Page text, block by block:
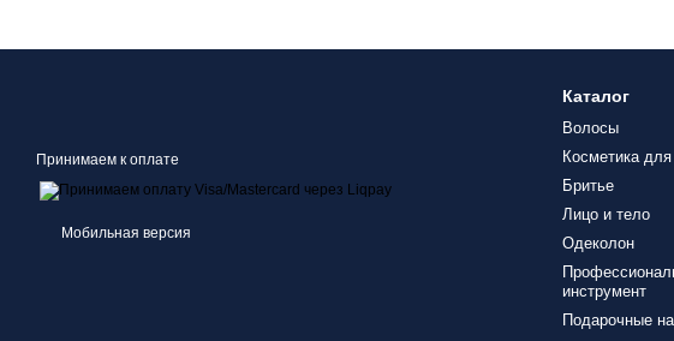
Принимаем к оплате
Мобильная версия
Каталог
Волосы
Косметика
Бритье
Лицо и тело
Одеколон
инструмент
Подарочные